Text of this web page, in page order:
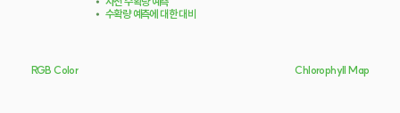
RGB Color Chlorophyll Map
⦁수확량 예측에 대한 대비